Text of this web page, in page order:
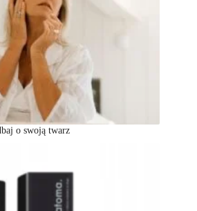
o swoją twarz